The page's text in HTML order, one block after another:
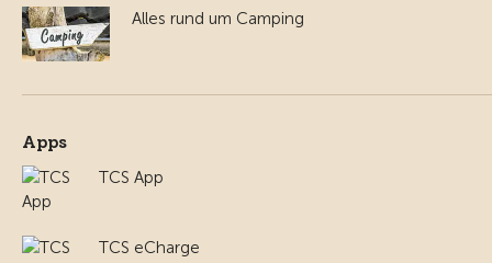
Alles rund um Camping
Apps
TCS App
TCS eCharge